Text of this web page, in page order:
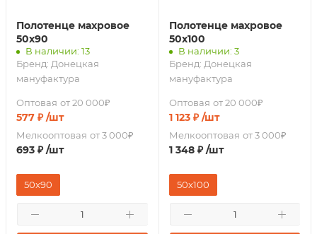
Полотенце махровое
50х90
В наличии: 13
Бренд: Донецкая
мануфактура
Оптовая от 20 000₽
577 ₽ /шт
Мелкооптовая от 3 000₽
693 ₽ /шт
50x90
Полотенце махровое
50х100
В наличии: 3
Бренд: Донецкая
мануфактура
Оптовая от 20 000₽
1 123₽ /шт
Мелкооптовая от 3 000₽
1 348₽ /шт
50х100